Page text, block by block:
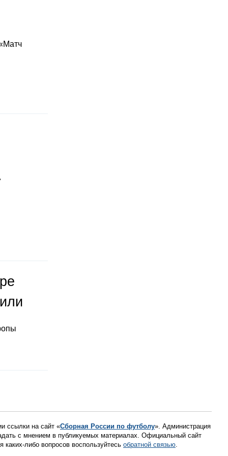
ссылки на сайт «Сборная России по футболу». Администрация
с мнением в публикуемых материалах. Официальный сайт
либо вопросов воспользуйтесь обратной связью.